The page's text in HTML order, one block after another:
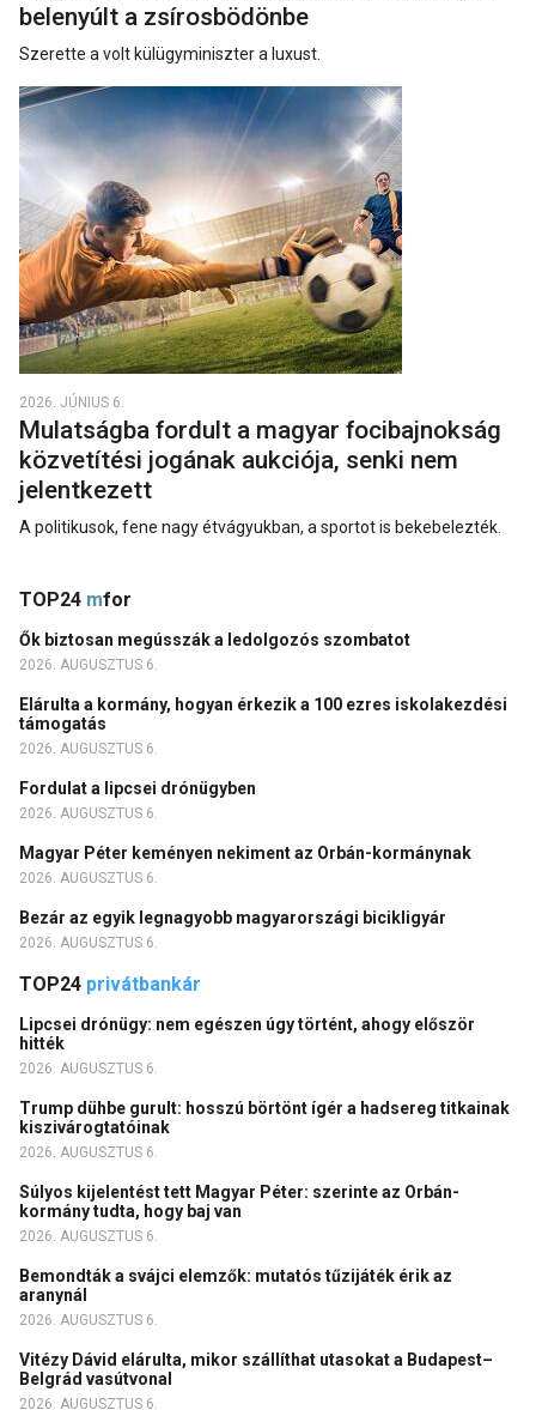
belenyúlt a zsírosbödönbe
Szerette a volt külügyminiszter a luxust.
2026. JÚNIUS 6.
Mulatságba fordult a magyar focibajnokság
közvetítési jogának aukciója, senki nem
jelentkezett
A politikusok, fene nagy étvágyukban, a sportot is bekebelezték.
TOP24 mfor
Ők biztosan megússzák a ledolgozós szombatot
2026. AUGUSZTUS 6.
Elárulta a kormány, hogyan érkezik a 100 ezres iskolakezdési
támogatás
2026. AUGUSZTUS 6.
Fordulat a lipcsei drónügyben
2026. AUGUSZTUS 6.
Magyar Péter keményen nekiment az Orbán-kormánynak
2026. AUGUSZTUS 6.
Bezár az egyik legnagyobb magyarországi bicikligyár
2026. AUGUSZTUS 6.
TOP24 privátbankár
Lipcsei drónügy: nem egészen úgy történt, ahogy először
hitték
2026. AUGUSZTUS 6.
Trump dühbe gurult: hosszú börtönt ígér a hadsereg titkainak
kiszivárogtatóinak
2026. AUGUSZTUS 6.
Súlyos kijelentést tett Magyar Péter: szerinte az Orbán-
kormány tudta, hogy baj van
2026. AUGUSZTUS 6.
Bemondták a svájci elemzők: mutatós tűzijáték érik az
aranynál
2026. AUGUSZTUS 6.
Vitézy Dávid elárulta, mikor szállíthat utasokat a Budapest–
Belgrád vasútvonal
2026. AUGUSZTUS 6.